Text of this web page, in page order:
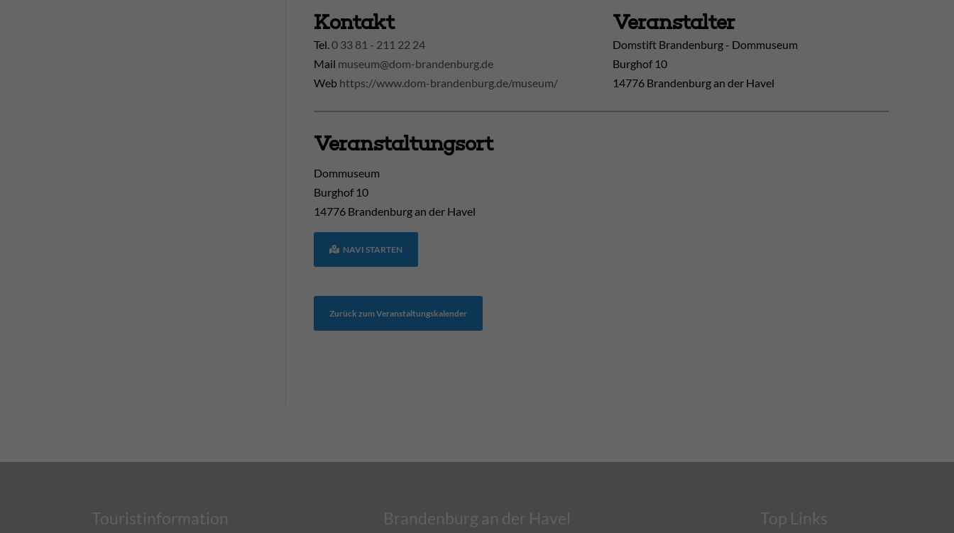
Kontakt
Tel. 0 33 81 - 211 22 24
Mail museum@dom-brandenburg.de
Web https://www.dom-brandenburg.de/museum/
Veranstalter
Domstift Brandenburg - Dommuseum
Burghof 10
14776 Brandenburg an der Havel
Veranstaltungsort
Dommuseum
Burghof 10
14776 Brandenburg an der Havel
NAVI STARTEN
Zurück zum Veranstaltungskalender
Touristinformation Brandenburg an der Havel Top Links